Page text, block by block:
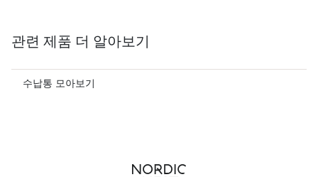
관련 제품 더 알아보기
수납통 모아보기